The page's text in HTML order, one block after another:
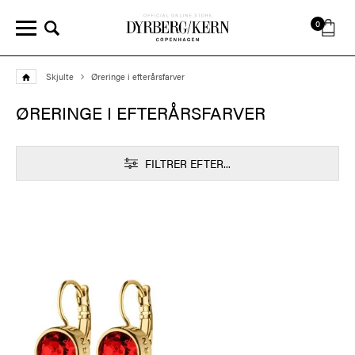
0
Skjulte Øreringe i efterårsfarver
ØRERINGE I EFTERÅRSFARVER
FILTRER EFTER...